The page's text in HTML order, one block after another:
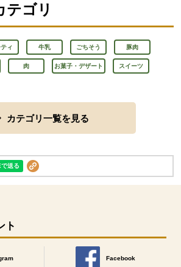
テゴリ
ィ 牛乳 ごちそう 豚肉
肉 お菓子・デザート スイーツ
カテゴリ一覧を見る
ト
ンドウで開きます。
Facebook
別のウィンドウで開きます